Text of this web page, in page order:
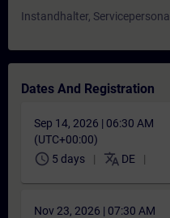
Instandhalter, Servicepersonal
Dates And Registration
Sep 14, 2026 | 06:30 AM
(UTC+00:00)
schedule 5 days translate DE
Nov 23, 2026 | 07:30 AM